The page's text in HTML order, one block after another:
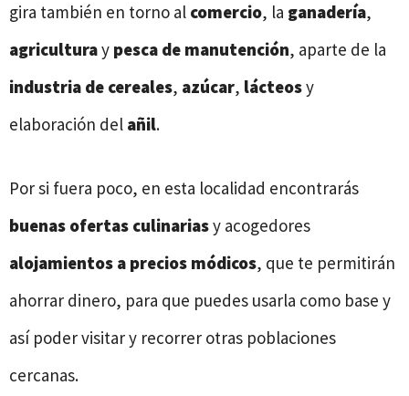
gira también en torno al comercio, la ganadería,
agriculturay pesca de manutención, aparte de la
industria de cereales, azúcar, lácteosy
elaboración del añil.
Por si fuera poco, en esta localidad encontrarás
buenas ofertas culinariasy acogedores
alojamientos a precios módicos, que te permitirán
ahorrar dinero, para que puedes usarla como base y
así poder visitar y recorrer otras poblaciones
cercanas.